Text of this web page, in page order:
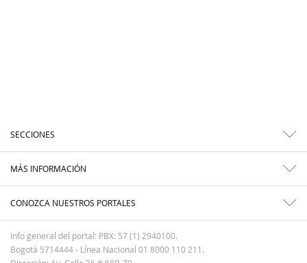
SECCIONES
MÁS INFORMACIÓN
CONOZCA NUESTROS PORTALES
Info general del portal: PBX: 57 (1) 2940100.
Bogotá 5714444 - Línea Nacional 01 8000 110 211.